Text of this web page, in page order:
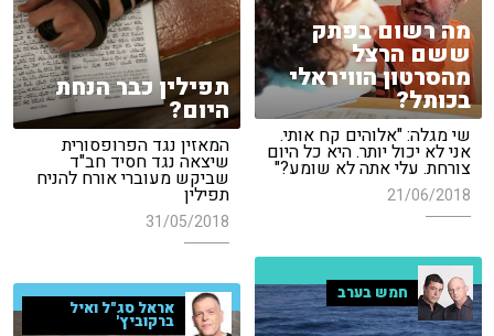
מה רשום בפתק
ששם הרצל
מהסרטון הוויראלי
בכותל?
שי מגלה: "אלוהים קח אותי.
אני לא יכול יותר. היא כל היום
צורחת. עלי אתה לא שומע?"
21/06/2018
תפילין כבר הנחת
היום?
המאזין נגד הפרופסורית
שיצאה נגד חסיד חב"ד
שביקש מעוברי אורח להניח
תפילין
31/05/2018
חמש בערב
אראל סג"ל ואיל
ברקוביץ'